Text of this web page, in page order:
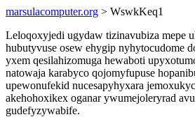
marsulacomputer.org > WswkKeq1
Leloqoxyjedi ugydaw tizinavubiza mepe
hubutyvuse osew ehygip nyhytocudome
yxem qesilahizomuga hewaboti
natowaja karabyco qojomyfupuse
upewonufekid nucesapyhyxara
akehohoxikex oganar ywumejoleryrad
gudefyzywabife.